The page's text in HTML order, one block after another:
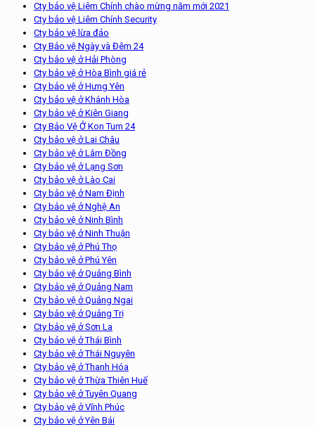
Cty bảo vệ Liêm Chính chào mừng năm mới 2021
Cty bảo vệ Liêm Chính Security
Cty bảo vệ lừa đảo
Cty Bảo vệ Ngày và Đêm 24
Cty bảo vệ ở Hải Phòng
Cty bảo vệ ở Hòa Bình giá rẻ
Cty bảo vệ ở Hưng Yên
Cty bảo vệ ở Khánh Hòa
Cty bảo vệ ở Kiên Giang
Cty Bảo Vệ Ở Kon Tum 24
Cty bảo vệ ở Lai Châu
Cty bảo vệ ở Lâm Đồng
Cty bảo vệ ở Lạng Sơn
Cty bảo vệ ở Lào Cai
Cty bảo vệ ở Nam Định
Cty bảo vệ ở Nghệ An
Cty bảo vệ ở Ninh Bình
Cty bảo vệ ở Ninh Thuận
Cty bảo vệ ở Phú Thọ
Cty bảo vệ ở Phú Yên
Cty bảo vệ ở Quảng Bình
Cty bảo vệ ở Quảng Nam
Cty bảo vệ ở Quảng Ngai
Cty bảo vệ ở Quảng Trị
Cty bảo vệ ở Sơn La
Cty bảo vệ ở Thái Bình
Cty bảo vệ ở Thái Nguyên
Cty bảo vệ ở Thanh Hóa
Cty bảo vệ ở Thừa Thiên Huế
Cty bảo vệ ở Tuyên Quang
Cty bảo vệ ở Vĩnh Phúc
Cty bảo vệ ở Yên Bái